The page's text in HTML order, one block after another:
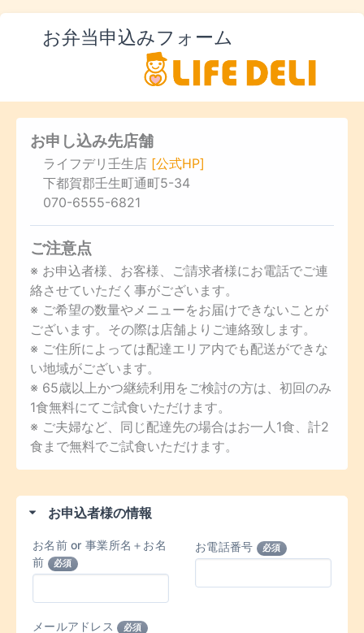
お弁当申込みフォーム
お申し込み先店舗
ライフデリ壬生店 [公式HP]
下都賀郡壬生町通町5-34
070-6555-6821
ご注意点
※ お申込者様、お客様、ご請求者様にお電話でご連
絡させていただく事がございます。
※ ご希望の数量やメニューをお届けできないことが
ございます。その際は店舗よりご連絡致します。
※ ご住所によっては配達エリア内でも配送ができな
い地域がございます。
※ 65歳以上かつ継続利用をご検討の方は、初回のみ
1食無料にてご試食いただけます。
※ ご夫婦など、同じ配達先の場合はお一人1食、計2
食まで無料でご試食いただけます。
お申込者様の情報
お名前 or 事業所名＋お名
前
必須
お電話番号 必須
メールアドレス 必須